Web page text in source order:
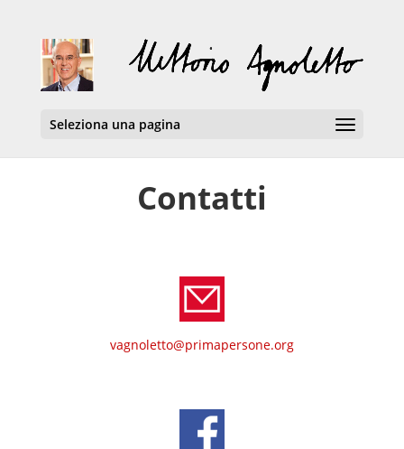
Seleziona una pagina
Contatti
vagnoletto@primapersone.org